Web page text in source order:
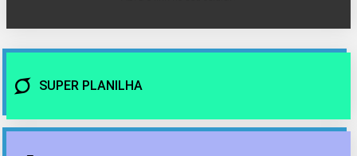
SUPER PLANILHA